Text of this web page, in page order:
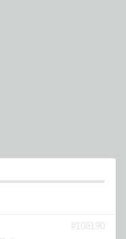
#108190